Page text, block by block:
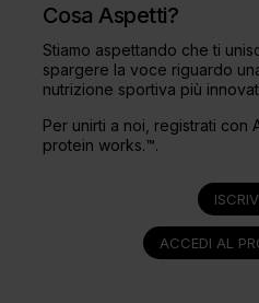
Cosa Aspetti?
Stiamo aspettando che ti
spargere la voce riguardo
nutrizione sportiva più
Per unirti a noi, registrati con
protein works.™.
ACCEDI AL